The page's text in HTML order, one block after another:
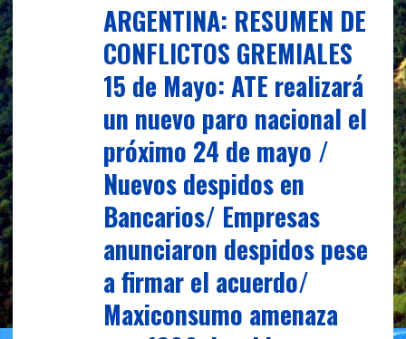
ARGENTINA: RESUMEN DE
CONFLICTOS GREMIALES
15 de Mayo: ATE realizará
un nuevo paro nacional el
próximo 24 de mayo /
Nuevos despidos en
Bancarios/ Empresas
anunciaron despidos pese
a firmar el acuerdo/
Maxiconsumo amenaza